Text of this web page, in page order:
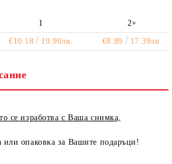
1 2+
€10.18 19.90лв. €8.89 17.39лв.
се изработва с Ваша снимка,
или опаковка за Вашите подаръци!